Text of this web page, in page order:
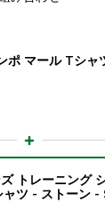
ポ マール Tシャ
トレーニング
ャツ - ストーン -